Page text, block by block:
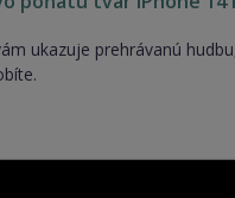
ukazuje prehrávanú